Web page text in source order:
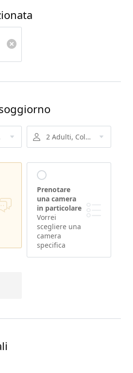
2 Adulti, Colazione
Prenotare
una camera
in particolare
Vorrei
scegliere una
camera
specifica